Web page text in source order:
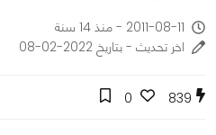
2011-08-11 - منذ 14 سنة
اخر تحديث - بتاريخ 2022-02-08
839
0